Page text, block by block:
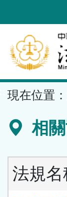
到
要
內
容
區
現在位置：
相
法規名